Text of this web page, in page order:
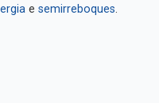
e semirreboques.